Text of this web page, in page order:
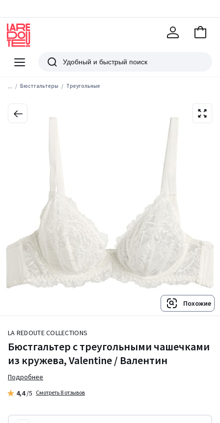
Меню
Redoute
Поиск
В
... Бюстгальтеры Треугольные
Похожие
LA REDOUTE COLLECTIONS
Бюстгальтер с треугольными чашечками
из кружева, Valentine / Валентин
Подробнее
4,4 /5 Смотреть 8 отзывов